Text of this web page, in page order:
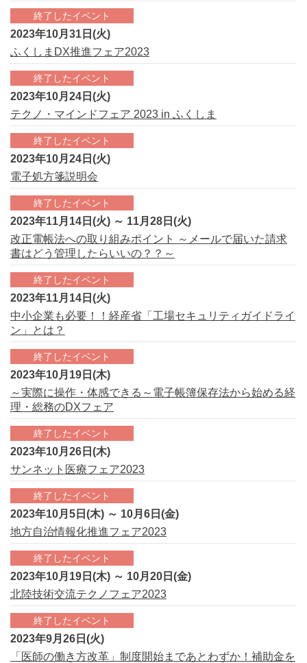
終了したイベント
2023年10月31日(火)
ふくしまDX推進フェア2023
終了したイベント
2023年10月24日(火)
テクノ・マインドフェア 2023 in ふくしま
終了したイベント
2023年10月24日(火)
電子処方箋説明会
終了したイベント
2023年11月14日(火) ～ 11月28日(火)
改正電帳法への取り組みポイント ～メールで届いた請求
書はどう管理したらいいの？？～
終了したイベント
2023年11月14日(火)
中小企業も必要！！経産省「工場セキュリティガイドライ
ン」とは？
終了したイベント
2023年10月19日(木)
～実際に操作・体感できる～電子帳簿保存法から始める経
理・総務のDXフェア
終了したイベント
2023年10月26日(木)
サンネット医療フェア2023
終了したイベント
2023年10月5日(木) ～ 10月6日(金)
地方自治情報化推進フェア2023
終了したイベント
2023年10月19日(木) ～ 10月20日(金)
北陸技術交流テクノフェア2023
終了したイベント
2023年9月26日(火)
「医師の働き方改革」制度開始まであとわずか！補助金を